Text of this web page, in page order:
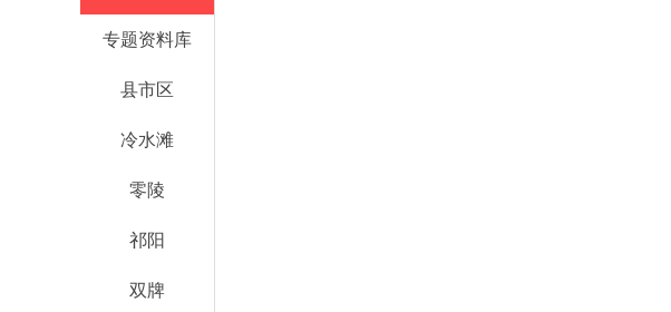
专题资料库
县市区
冷水滩
零陵
祁阳
双牌